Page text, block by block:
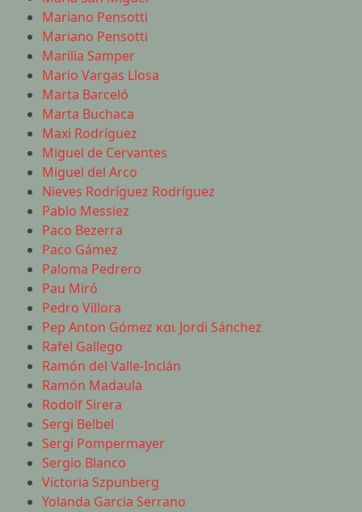
Mariano Pensotti
Mariano Pensotti
Marilia Samper
Mario Vargas Llosa
Marta Barceló
Marta Buchaca
Maxi Rodríguez
Miguel de Cervantes
Miguel del Arco
Nieves Rodríguez Rodríguez
Pablo Messiez
Paco Bezerra
Paco Gámez
Paloma Pedrero
Pau Miró
Pedro Villora
Pep Anton Gómez και Jordi Sánchez
Rafel Gallego
Ramón del Valle-Inclán
Ramón Madaula
Rodolf Sirera
Sergi Belbel
Sergi Pompermayer
Sergio Blanco
Victoria Szpunberg
Yolanda Garcia Serrano